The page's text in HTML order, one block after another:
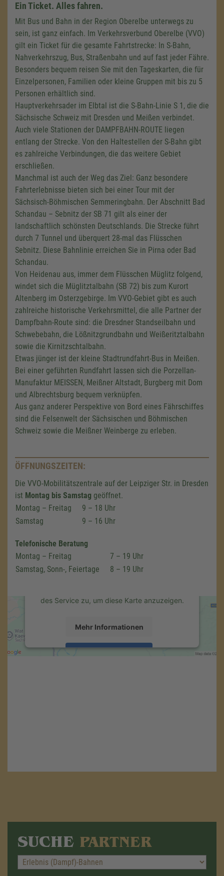
SUCHE PARTNER
Ein Ticket. Alles fahren.
Mit Bus und Bahn in der Region Oberelbe unterwegs zu
sein, ist ganz einfach. Im Verkehrsverbund Oberelbe (VVO)
gilt ein Ticket für die gesamte Fahrtstrecke: In S-Bahn,
Nahverkehrszug, Bus, Straßenbahn und auf fast jeder Fähre.
Besonders bequem reisen Sie mit den Tageskarten, die für
Einzelpersonen, Familien oder kleine Gruppen mit bis zu 5
Personen erhältlich sind.
Hauptverkehrsader im Elbtal ist die S-Bahn-Linie S 1, die die
Sächsische Schweiz mit Dresden und Meißen verbindet.
Auch viele Stationen der DAMPFBAHN-ROUTE liegen
entlang der Strecke. Von den Haltestellen der S-Bahn gibt
es zahlreiche Verbindungen, die das weitere Gebiet
erschließen.
Manchmal ist auch der Weg das Ziel: Ganz besondere
Fahrterlebnisse bieten sich bei einer Tour mit der
Sächsisch-Böhmischen Semmeringbahn. Der Abschnitt Bad
Schandau – Sebnitz der SB 71 gilt als einer der
landschaftlich schönsten Deutschlands. Die Strecke führt
durch 7 Tunnel und überquert 28-mal das Flüsschen
Sebnitz. Diese Bahnlinie erreichen Sie in Pirna oder Bad
Schandau.
Von Heidenau aus, immer dem Flüsschen Müglitz folgend,
windet sich die Müglitztalbahn (SB 72) bis zum Kurort
Altenberg im Osterzgebirge. Im VVO-Gebiet gibt es auch
zahlreiche historische Verkehrsmittel, die alle Partner der
Dampfbahn-Route sind: die Dresdner Standseilbahn und
Schwebebahn, die Lößnitzgrundbahn und Weißeritztalbahn
sowie die Kirnitzschtalbahn.
Etwas jünger ist der kleine Stadtrundfahrt-Bus in Meißen.
Bei einer geführten Rundfahrt lassen sich die Porzellan-
Manufaktur MEISSEN, Meißner Altstadt, Burgberg mit Dom
und Albrechtsburg bequem verknüpfen.
Aus ganz anderer Perspektive von Bord eines Fährschiffes
sind die Felsenwelt der Sächsischen und Böhmischen
Schweiz sowie die Meißner Weinberge zu erleben.
ÖFFNUNGSZEITEN:
Die VVO-Mobilitätszentrale auf der Leipziger Str. in Dresden
ist Montag bis Samstag geöffnet.
Montag – Freitag
9 – 18 Uhr
Samstag
9 – 16 Uhr
Telefonische Beratung
Montag – Freitag
7 – 19 Uhr
Samstag, Sonn-, Feiertage
8 – 19 Uhr
Wir benötigen Ihre Zustimmung,
um den Google Maps-Service zu
Wir verwenden einen Service eines
Drittanbieters, um Karteninhalte einzubetten.
Dieser Service kann Daten zu Ihren
des Service zu, um diese Karte anzuzeigen.
Mehr Informationen